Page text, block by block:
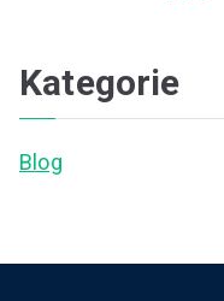
Kategorie
Blog